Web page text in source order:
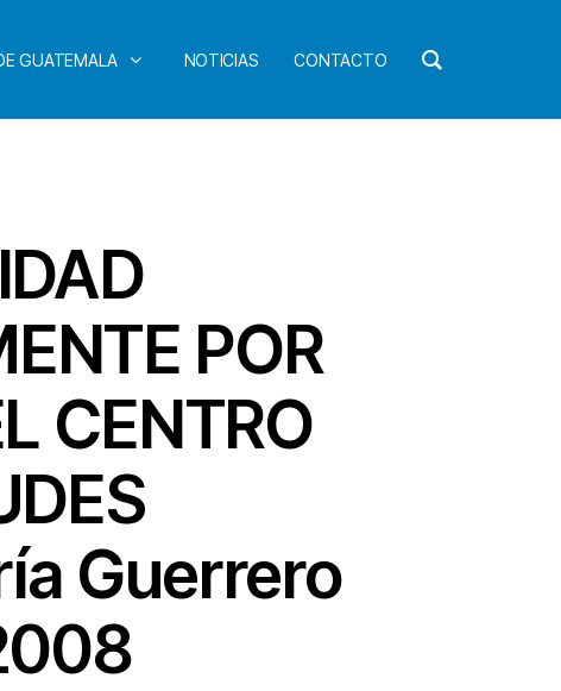
GUATEMALA NOTICIAS CONTACTO
POR
CENTRO
Guerrero